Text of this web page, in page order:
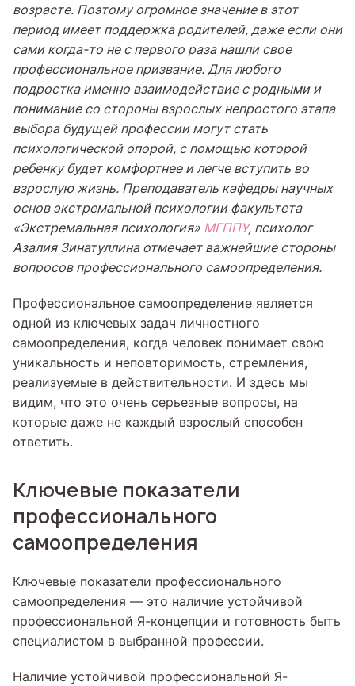
возрасте. Поэтому огромное значение в этот
период имеет поддержка родителей, даже если они
сами когда-то не с первого раза нашли свое
профессиональное призвание. Для любого
подростка именно взаимодействие с родными и
понимание со стороны взрослых непростого этапа
выбора будущей профессии могут стать
психологической опорой, с помощью которой
ребенку будет комфортнее и легче вступить во
взрослую жизнь. Преподаватель кафедры научных
основ экстремальной психологии факультета
«Экстремальная психология» МГППУ, психолог
Азалия Зинатуллина отмечает важнейшие стороны
вопросов профессионального самоопределения.
Профессиональное самоопределение является
одной из ключевых задач личностного
самоопределения, когда человек понимает свою
уникальность и неповторимость, стремления,
реализуемые в действительности. И здесь мы
видим, что это очень серьезные вопросы, на
которые даже не каждый взрослый способен
ответить.
Ключевые показатели
профессионального
самоопределения
Ключевые показатели профессионального
самоопределения — это наличие устойчивой
профессиональной Я-концепции и готовность быть
специалистом в выбранной профессии.
Наличие устойчивой профессиональной Я-